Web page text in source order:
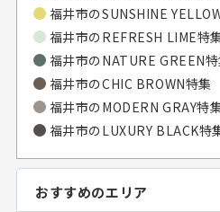
福井市のSUNSHINE
福井市のREFRESH LIME特
福井市のNATURE GREEN
福井市のCHIC BROWN特集
福井市のMODERN GRAY特
福井市のLUXURY BLACK特
おすすめのエリア